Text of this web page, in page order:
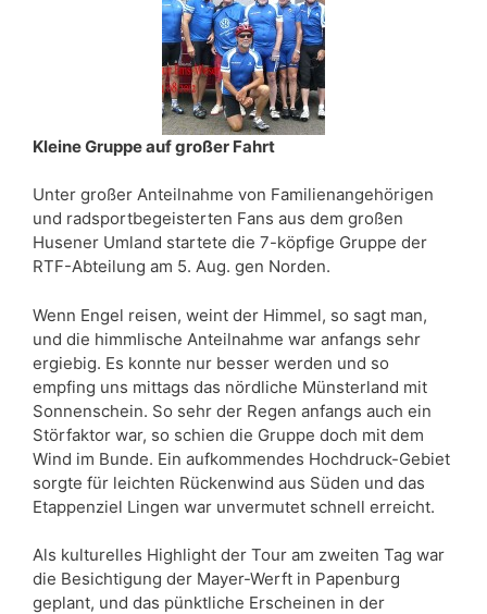
Kleine Gruppe auf großer Fahrt
Unter großer Anteilnahme von Familienangehörigen
und radsportbegeisterten Fans aus dem großen
Husener Umland startete die 7-köpfige Gruppe der
RTF-Abteilung am 5. Aug. gen Norden.
Wenn Engel reisen, weint der Himmel, so sagt man,
und die himmlische Anteilnahme war anfangs sehr
ergiebig. Es konnte nur besser werden und so
empfing uns mittags das nördliche Münsterland mit
Sonnenschein. So sehr der Regen anfangs auch ein
Störfaktor war, so schien die Gruppe doch mit dem
Wind im Bunde. Ein aufkommendes Hochdruck-Gebiet
sorgte für leichten Rückenwind aus Süden und das
Etappenziel Lingen war unvermutet schnell erreicht.
Als kulturelles Highlight der Tour am zweiten Tag war
die Besichtigung der Mayer-Werft in Papenburg
geplant, und das pünktliche Erscheinen in der